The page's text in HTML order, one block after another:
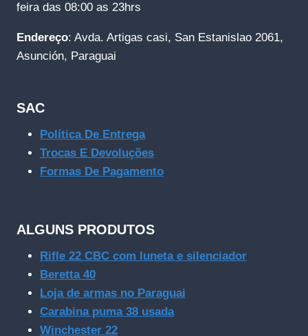
feira das 08:00 as 23hrs
Endereço: Avda. Artigas casi, San Estanislao 2061,
Asunción, Paraguai
SAC
Política De Entrega
Trocas E Devoluções
Formas De Pagamento
ALGUNS PRODUTOS
Rifle 22 CBC com luneta e silenciador
Beretta 40
Loja de armas no Paraguai
Carabina puma 38 usada
Winchester 22